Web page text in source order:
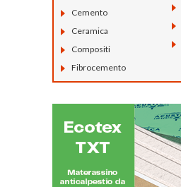
Cemento
Ceramica
Compositi
Fibrocemento